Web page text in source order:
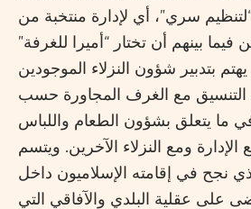
سري”، أي لإدارة منتخبة من
فيما بينهم أن تختار “أميرا للغرفة”
بتدبير شؤون النزلاء الموجودين
التنسيق مع الغرف المجاورة حسب
في ما يتعلق بشؤون الطعام واللباس
الإدارة ومع النزلاء الآخرين. ويتسم
نجح في إقامته الإسلاميون داخل
على عقلية البلدي والآفاقي التي